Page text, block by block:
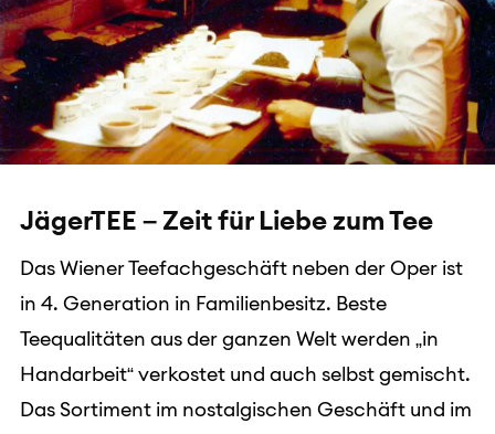
JägerTEE – Zeit für Liebe zum Tee
Das Wiener Teefachgeschäft neben der Oper ist
in 4. Generation in Familienbesitz. Beste
Teequalitäten aus der ganzen Welt werden „in
Handarbeit“ verkostet und auch selbst gemischt.
Das Sortiment im nostalgischen Geschäft und im